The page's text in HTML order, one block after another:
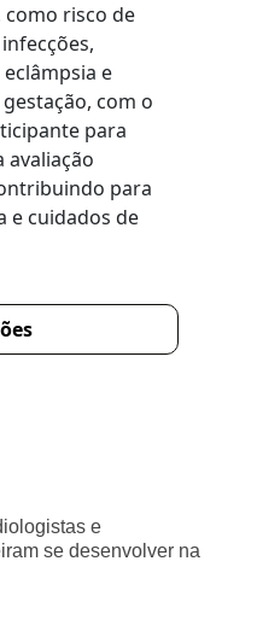
risco de
e
com o
para
avaliação
para
e cuidados de
e
se desenvolver na